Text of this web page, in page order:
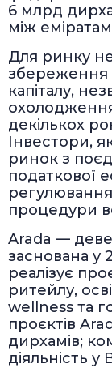
6 млрд
між
Для ринку
збереження
капіталу,
декількох
Інвестори,
ринок з
податкової
процедури
Arada —
заснована у
реалізує
ритейлу,
wellness та
проєктів
дирхамів;
діяльність у